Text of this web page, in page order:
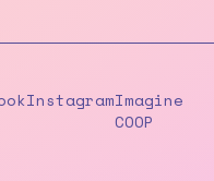
InstagramImagine
COOP